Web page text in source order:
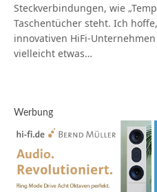
Steckverbindungen, wie
Taschentücher steht. Ich
innovativen HiFi-
vielleicht etwas…
Werbung